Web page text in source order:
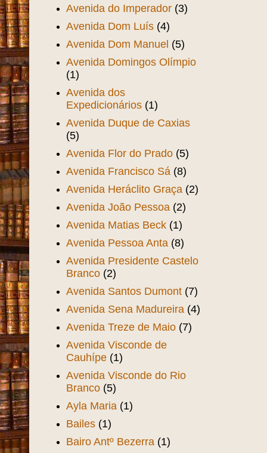
Avenida Bezerra de
Menezes (1)
Avenida Carapinima (3)
Avenida da Abolição (1)
Avenida da Universidade
Avenida do Imperador
Avenida Dom Luís
Avenida Dom Manuel
Avenida Domingos Olímpio
Avenida dos
Expedicionários (1)
Avenida Duque de Caxias
(5)
Avenida Flor do Prado (5)
Avenida Francisco Sá (8)
Avenida Heráclito Graça
Avenida João Pessoa (2)
Avenida Matias Beck (1)
Avenida Pessoa Anta (8)
Avenida Presidente Castelo
Branco (2)
Avenida Santos Dumont (7)
Avenida Sena Madureira
Avenida Treze de Maio
Avenida Visconde de
Cauhípe
(1)